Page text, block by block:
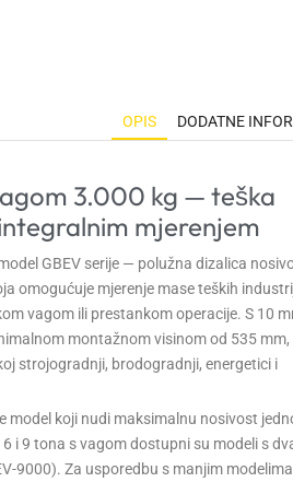
OPIS DODATNE
3.000 kg — teška
mjerenjem
GBEV serije — polužna dizalica
omogućuje mjerenje mase teških
vagom ili prestankom operacije. S 10
montažnom visinom od 535 mm,
strojogradnji, brodogradnji, energetici i
model koji nudi maksimalnu nosivost
i 9 tona s vagom dostupni su modeli s
9000). Za usporedbu s manjim